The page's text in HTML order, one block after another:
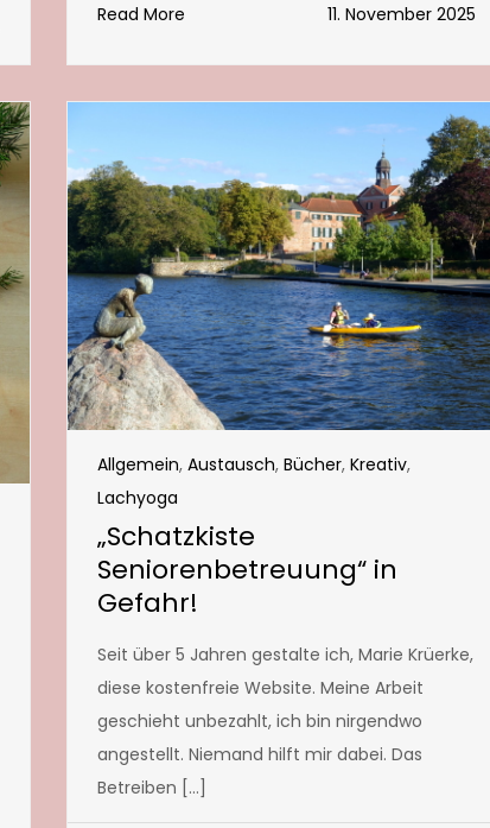
Read More 11. November 2025
Allgemein, Austausch, Bücher, Kreativ,
Lachyoga
„Schatzkiste
Seniorenbetreuung“ in
Gefahr!
Seit über 5 Jahren gestalte ich, Marie Krüerke,
diese kostenfreie Website. Meine Arbeit
geschieht unbezahlt, ich bin nirgendwo
angestellt. Niemand hilft mir dabei. Das
Betreiben […]